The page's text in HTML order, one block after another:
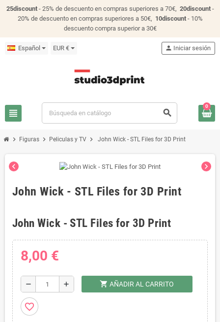
25discount- 25% de descuento en compras superiores a 70€, 20discount-
20% de descuento en compras superiores a 50€, 10discount- 10%
descuento compra superior a 30€
Español EUR €
view_headline search
person Iniciar sesión
0
chevron_right Figuras chevron_right Peliculas y TV chevron_right John Wick - STL Files for 3D Print
chevron_left chevron_right
John Wick - STL Files for 3D Print
John Wick - STL Files for 3D Print
8,00 €
remove add shopping_cart AÑADIR AL CARRITO
favorite_border